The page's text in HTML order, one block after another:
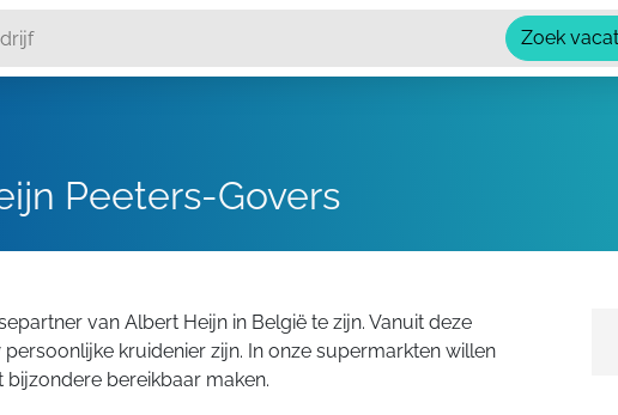
Zoek
Peeters-Govers
van Albert Heijn in België te zijn. Vanuit deze
kruidenier zijn. In onze supermarkten willen
bereikbaar maken.